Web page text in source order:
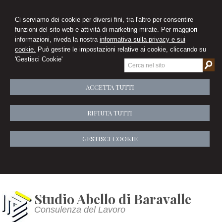
Ci serviamo dei cookie per diversi fini, tra l'altro per consentire
funzioni del sito web e attività di marketing mirate. Per maggiori
informazioni, riveda la nostra informativa sulla privacy e sui
cookie. Può gestire le impostazioni relative ai cookie, cliccando su
'Gestisci Cookie'
ACCETTA TUTTI
RIFIUTA TUTTI
GESTISCI COOKIE
Studio Abello di Baravalle
Consulenza del Lavoro